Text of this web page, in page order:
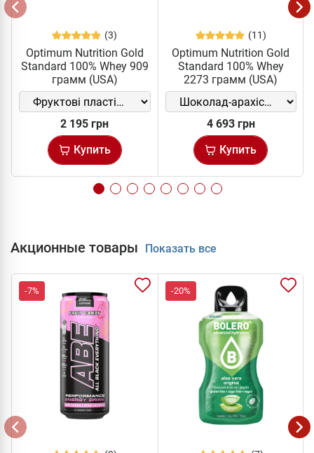
(3)
Optimum Nutrition Gold
Standard 100% Whey 909
грамм (USA)
2 195 грн
Купить
(11)
Optimum Nutrition Gold
Standard 100% Whey
2273 грамм (USA)
4 693 грн
Купить
Акционные товары Показать все
-7% -20%